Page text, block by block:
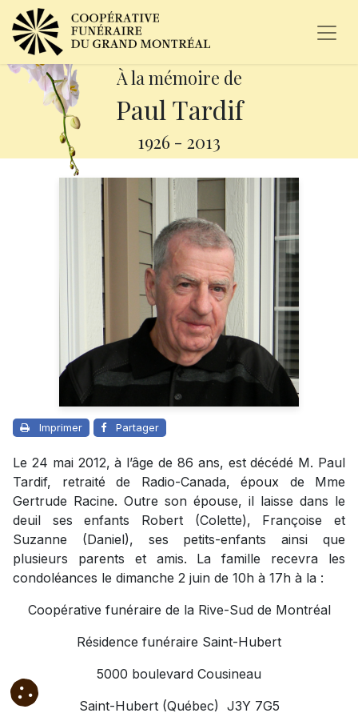
À la mémoire de
Paul Tardif
1926 - 2013
Imprimer Partager
Le 24 mai 2012, à l’âge de 86 ans, est décédé M. Paul
Tardif, retraité de Radio-Canada, époux de Mme
Gertrude Racine. Outre son épouse, il laisse dans le
deuil ses enfants Robert (Colette), Françoise et
Suzanne (Daniel), ses petits-enfants ainsi que
plusieurs parents et amis. La famille recevra les
condoléances le dimanche 2 juin de 10h à 17h à la :
Coopérative funéraire de la Rive-Sud de Montréal
Résidence funéraire Saint-Hubert
5000 boulevard Cousineau
Saint-Hubert (Québec) J3Y 7G5